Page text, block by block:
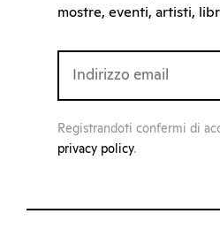
mostre, eventi, artisti,
Registrandoti confermi di
privacy policy.